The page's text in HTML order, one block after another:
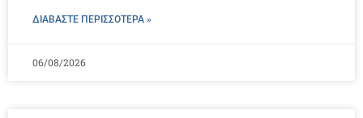
ΔΙΑΒΑΣΤΕ ΠΕΡΙΣΣΌΤΕΡΑ »
06/08/2026